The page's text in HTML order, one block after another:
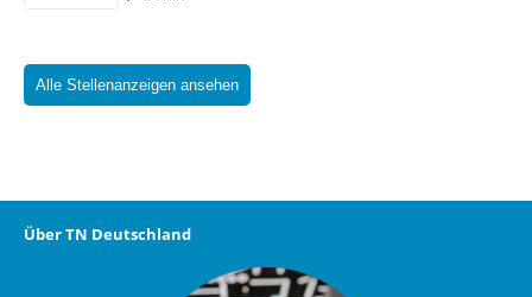
Alle Stellenanzeigen ansehen
Über TN Deutschland